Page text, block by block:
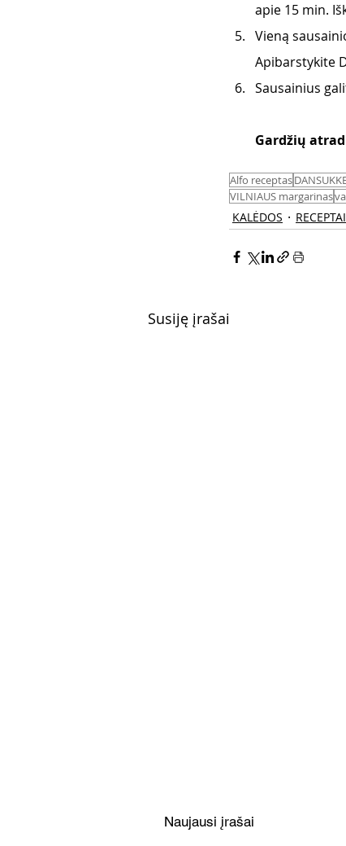
apie 15 min.
Vieną
Apibarstykite
Sausainius
Gardžių
Alfo receptas
VILNIAUS margarinas
KALĖDOS RECEPTAI
Susiję įrašai
Naujausi įrašai